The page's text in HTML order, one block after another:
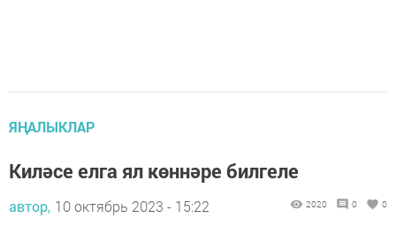
ЯҢАЛЫКЛАР
Киләсе елга ял көннәре билгеле
автор, 10 октябрь 2023 - 15:22 2020 0 0